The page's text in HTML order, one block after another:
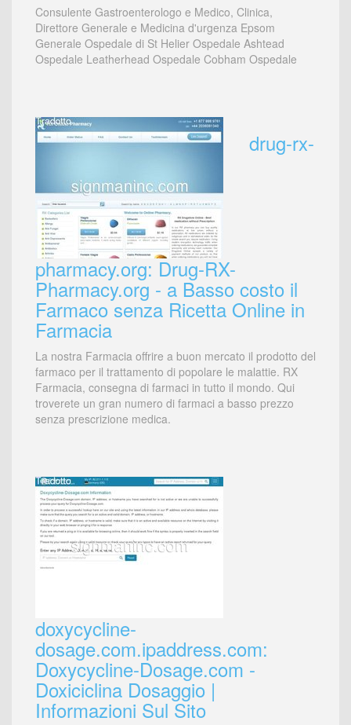
Consulente Gastroenterologo e Medico, Clinica,
Direttore Generale e Medicina d'urgenza Epsom
Generale Ospedale di St Helier Ospedale Ashtead
Ospedale Leatherhead Ospedale Cobham Ospedale
drug-rx-
pharmacy.org: Drug-RX-
Pharmacy.org - a Basso costo il
Farmaco senza Ricetta Online in
Farmacia
La nostra Farmacia offrire a buon mercato il prodotto del
farmaco per il trattamento di popolare le malattie. RX
Farmacia, consegna di farmaci in tutto il mondo. Qui
troverete un gran numero di farmaci a basso prezzo
senza prescrizione medica.
doxycycline-
dosage.com.ipaddress.com:
Doxycycline-Dosage.com -
Doxiciclina Dosaggio |
Informazioni Sul Sito